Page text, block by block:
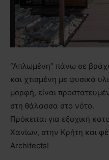
“Απλωμένη” πάνω σε
και χτισμένη με φυσικά
μορφή, είναι
στη θάλασσα στο νότο.
Πρόκειται για εξοχική
Χανίων, στην Κρήτη και
Architects!